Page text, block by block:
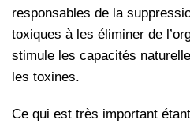
responsables de la
toxiques à les éliminer de
stimule les capacités
les toxines.
Ce qui est très important